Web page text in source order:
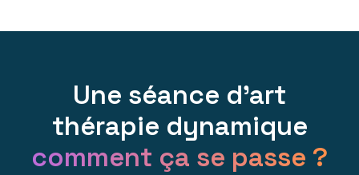
Une séance d'art
thérapie dynamique
comment ça se passe ?